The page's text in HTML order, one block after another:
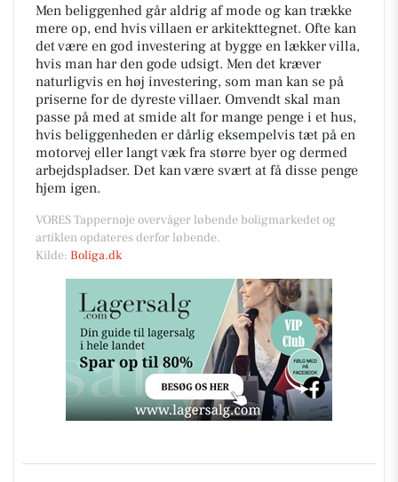
Men beliggenhed går aldrig af mode og kan trække
mere op, end hvis villaen er arkitekttegnet. Ofte kan
det være en god investering at bygge en lækker villa,
hvis man har den gode udsigt. Men det kræver
naturligvis en høj investering, som man kan se på
priserne for de dyreste villaer. Omvendt skal man
passe på med at smide alt for mange penge i et hus,
hvis beliggenheden er dårlig eksempelvis tæt på en
motorvej eller langt væk fra større byer og dermed
arbejdspladser. Det kan være svært at få disse penge
hjem igen.
VORES Tappernøje overvåger løbende boligmarkedet og
artiklen opdateres derfor løbende.
Kilde: Boliga.dk